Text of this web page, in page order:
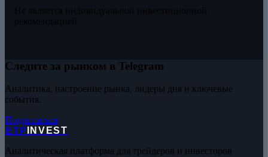
Следите за рынком в Telegram
Аналитика, настроение рынка, лидеры дня и ключевые
события.
Подписаться
ETP
INVEST
Аналитическая платформа для трейдеров и инвесторов